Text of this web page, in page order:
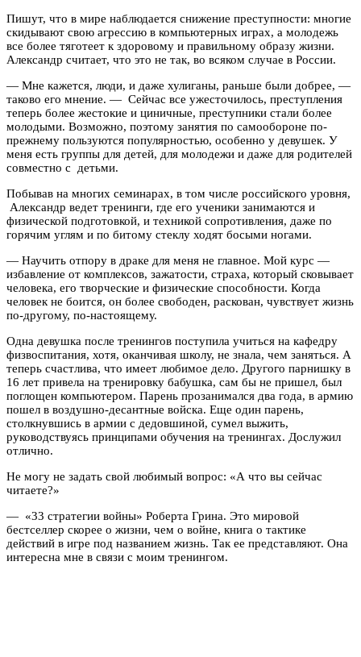
Пишут, что в мире наблюдается снижение преступности: многие
скидывают свою агрессию в компьютерных играх, а молодежь
все более тяготеет к здоровому и правильному образу жизни.
Александр считает, что это не так, во всяком случае в России.
— Мне кажется, люди, и даже хулиганы, раньше были добрее, —
таково его мнение. — Сейчас все ужесточилось, преступления
теперь более жестокие и циничные, преступники стали более
молодыми. Возможно, поэтому занятия по самообороне по-
прежнему пользуются популярностью, особенно у девушек. У
меня есть группы для детей, для молодежи и даже для родителей
совместно с детьми.
Побывав на многих семинарах, в том числе российского уровня,
Александр ведет тренинги, где его ученики занимаются и
физической подготовкой, и техникой сопротивления, даже по
горячим углям и по битому стеклу ходят босыми ногами.
— Научить отпору в драке для меня не главное. Мой курс —
избавление от комплексов, зажатости, страха, который сковывает
человека, его творческие и физические способности. Когда
человек не боится, он более свободен, раскован, чувствует жизнь
по-другому, по-настоящему.
Одна девушка после тренингов поступила учиться на кафедру
физвоспитания, хотя, оканчивая школу, не знала, чем заняться. А
теперь счастлива, что имеет любимое дело. Другого парнишку в
16 лет привела на тренировку бабушка, сам бы не пришел, был
поглощен компьютером. Парень прозанимался два года, в армию
пошел в воздушно-десантные войска. Еще один парень,
столкнувшись в армии с дедовшиной, сумел выжить,
руководствуясь принципами обучения на тренингах. Дослужил
отлично.
Не могу не задать свой любимый вопрос: «А что вы сейчас
читаете?»
— «33 стратегии войны» Роберта Грина. Это мировой
бестселлер скорее о жизни, чем о войне, книга о тактике
действий в игре под названием жизнь. Так ее представляют. Она
интересна мне в связи с моим тренингом.